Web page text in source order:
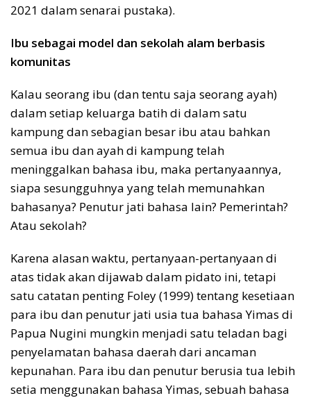
2021 dalam senarai pustaka).
Ibu sebagai model dan sekolah alam berbasis
komunitas
Kalau seorang ibu (dan tentu saja seorang ayah)
dalam setiap keluarga batih di dalam satu
kampung dan sebagian besar ibu atau bahkan
semua ibu dan ayah di kampung telah
meninggalkan bahasa ibu, maka pertanyaannya,
siapa sesungguhnya yang telah memunahkan
bahasanya? Penutur jati bahasa lain? Pemerintah?
Atau sekolah?
Karena alasan waktu, pertanyaan-pertanyaan di
atas tidak akan dijawab dalam pidato ini, tetapi
satu catatan penting Foley (1999) tentang kesetiaan
para ibu dan penutur jati usia tua bahasa Yimas di
Papua Nugini mungkin menjadi satu teladan bagi
penyelamatan bahasa daerah dari ancaman
kepunahan. Para ibu dan penutur berusia tua lebih
setia menggunakan bahasa Yimas, sebuah bahasa